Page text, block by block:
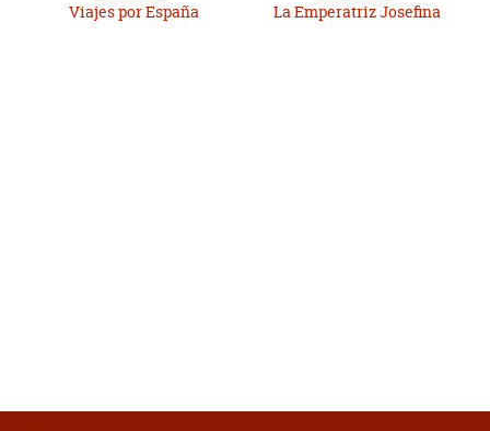
Viajes por España La Emperatriz Josefina